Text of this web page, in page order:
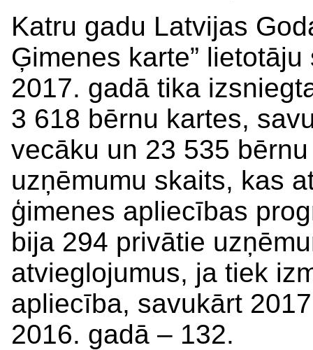
Katru gadu Latvijas
Ģimenes karte”
2017. gadā tika
3 618 bērnu kartes,
vecāku un 23 535
uzņēmumu skaits, kas
ģimenes apliecības
bija 294 privātie
atvieglojumus, ja tiek
apliecība, savukārt
2016. gadā – 132.